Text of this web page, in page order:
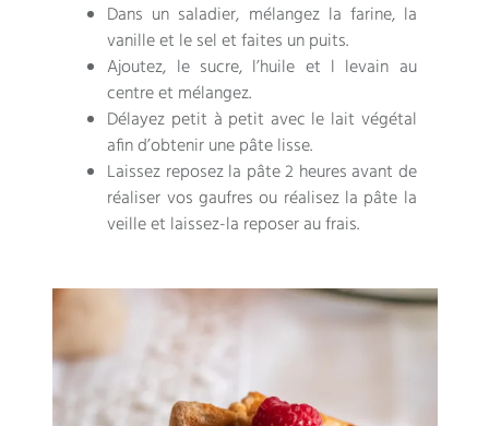
Dans un saladier, mélangez la farine, la
vanille et le sel et faites un puits.
Ajoutez, le sucre, l’huile et l levain au
centre et mélangez.
Délayez petit à petit avec le lait végétal
afin d’obtenir une pâte lisse.
Laissez reposez la pâte 2 heures avant de
réaliser vos gaufres ou réalisez la pâte la
veille et laissez-la reposer au frais.